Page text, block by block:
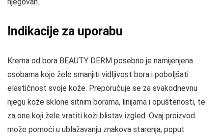
Indikacije za uporabu
Krema od bora BEAUTY DERM posebno je namijenjena
osobama koje žele smanjiti vidljivost bora i poboljšati
elastičnost svoje kože. Preporučuje se za svakodnevnu
njegu kože sklone sitnim borama, linijama i opuštenosti, te
za one koji žele vratiti koži blistav izgled. Ovaj proizvod
može pomoći u ublažavanju znakova starenja, poput